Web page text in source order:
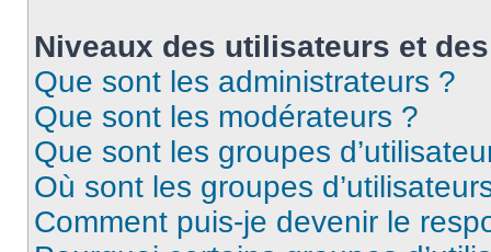
Niveaux des utilisateurs et
Que sont les administrateurs ?
Que sont les modérateurs ?
Que sont les groupes
Où sont les groupes
Comment puis-je devenir le